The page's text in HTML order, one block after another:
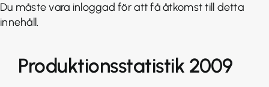
Fortsätt
till
Du måste vara inloggad för att få åtkomst till detta
innehåll.
Produktionsstatistik 2009